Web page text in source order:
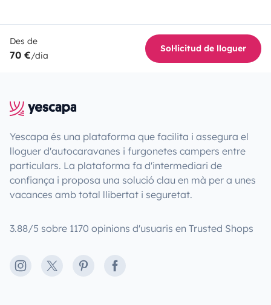
Des de
70 €/dia
Sol·licitud de lloguer
Yescapa és una plataforma que facilita i assegura el
lloguer d'autocaravanes i furgonetes campers entre
particulars. La plataforma fa d'intermediari de
confiança i proposa una solució clau en mà per a unes
vacances amb total llibertat i seguretat.
3.88/5 sobre 1170 opinions d'usuaris en Trusted Shops
Instagram
X PinterestFacebook